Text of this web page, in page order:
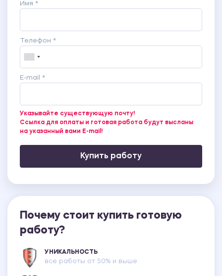
Имя *
Телефон *
E-mail *
Указывайте существующую почту!
Ссылка для оплаты и готовая работа будут высланы
на указанный вами E-mail!
Купить работу
Почему стоит купить готовую
работу?
УНИКАЛЬНОСТЬ
все работы от 50% и выше